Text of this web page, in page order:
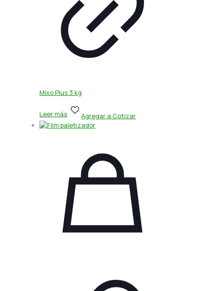
Mixo Plus 3 kg
Leer más Agregar a Cotizar